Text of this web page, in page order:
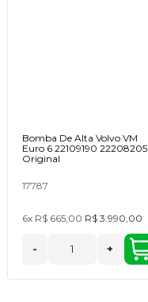
Bomba De Alta Volvo VM
Euro 6 22109190 22208205
Original
17787
6x R$ 665,00 R$ 3.990,00
- +